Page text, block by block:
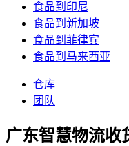
食品到印尼
食品到新加坡
食品到菲律宾
食品到马来西亚
仓库
团队
广东智慧物流收